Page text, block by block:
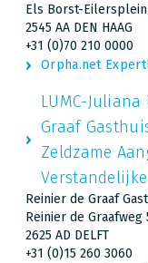
Els Borst-Eilersplein
2545 AA DEN HAAG
+31 (0)70 210 0000
Orpha.net
LUMC-
Graaf
Zeldzame
Reinier de Graaf
Reinier de Graafweg
2625 AD DELFT
+31 (0)15 260 3060